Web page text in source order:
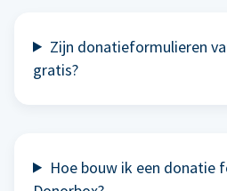
Zijn donatieformulieren
gratis?
Hoe bouw ik een donatie